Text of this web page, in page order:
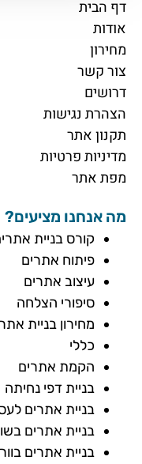
דף הבית
אודות
מחירון
צור קשר
דרושים
הצהרת נגישות
תקנון אתר
מדיניות פרטיות
מפת אתר
מה אנחנו מציעים?
קורס בניית
פיתוח אתרים
עיצוב אתרים
סיפורי הצלחה
מחירון בניית
כללי
הקמת אתרים
בניית דפי נחיתה
בניית אתרים
בניית אתרים
בניית אתרים